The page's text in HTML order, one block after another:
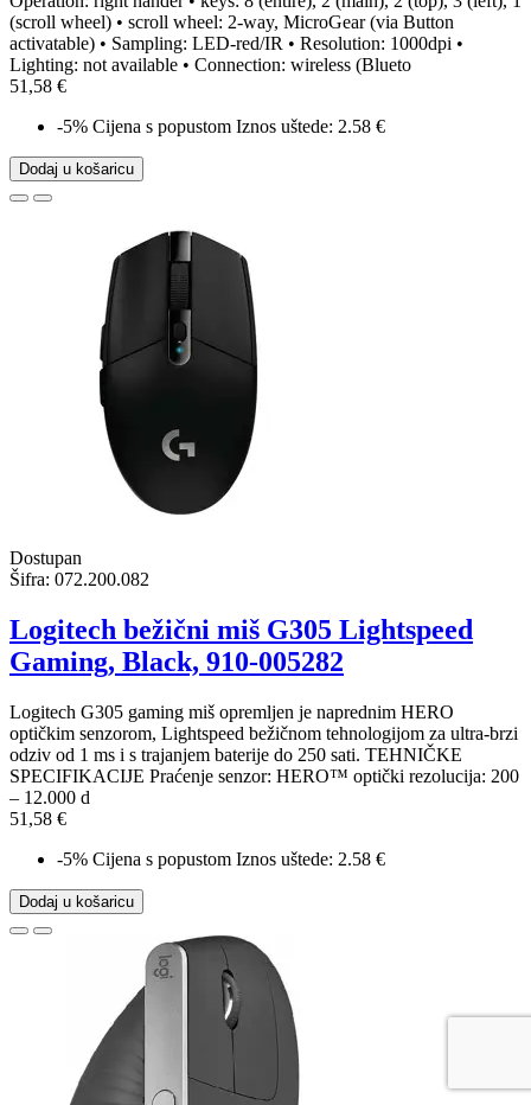
(scroll wheel) • scroll wheel: 2-way, MicroGear (via Button
activatable) • Sampling: LED-red/IR • Resolution: 1000dpi •
Lighting: not available • Connection: wireless (Blueto
51,58 €
-5% Cijena s popustom Iznos uštede: 2.58 €
Dodaj u košaricu
Dostupan
Šifra: 072.200.082
Logitech bežični miš G305 Lightspeed
Gaming, Black, 910-005282
Logitech G305 gaming miš opremljen je naprednim HERO
optičkim senzorom, Lightspeed bežičnom tehnologijom za ultra-brzi
odziv od 1 ms i s trajanjem baterije do 250 sati. TEHNIČKE
SPECIFIKACIJE Praćenje senzor: HERO™ optički rezolucija: 200
– 12.000 d
51,58 €
-5% Cijena s popustom Iznos uštede: 2.58 €
Dodaj u košaricu